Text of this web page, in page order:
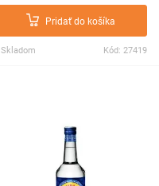
Pridať do košíka
Skladom Kód: 27419